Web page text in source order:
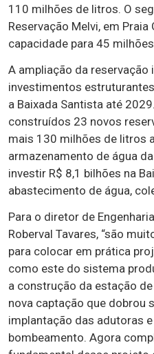
110 milhões de litros. O
Reservação Melvi, em Praia
capacidade para 45
A ampliação da
investimentos
a Baixada Santista até
construídos 23 novos
mais 130 milhões de litros
armazenamento de água
investir R$ 8,1 bilhões na
abastecimento de água,
Para o diretor de
Roberval Tavares, “são
para colocar em prática
como este do sistema
a construção da estação
nova captação que dobrou
implantação das adutoras
bombeamento. Agora